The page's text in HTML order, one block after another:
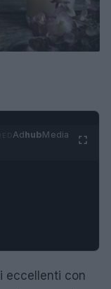
AdhubMedia
eccellenti con